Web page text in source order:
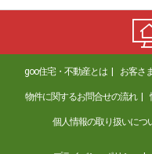
goo住宅・不動産とは お客さ
物件に関するお問合せの流れ
個人情報の取り扱いにつ